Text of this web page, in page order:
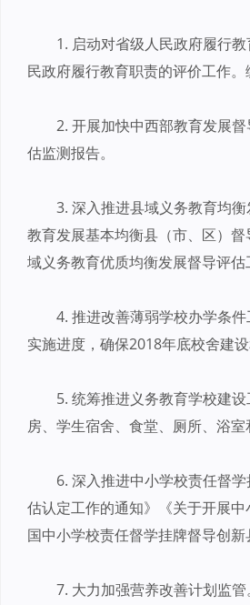
1. 启动对省级人民政府履行
民政府履行教育职责的评价工作
2. 开展加快中西部教育发展
估监测报告。
3. 深入推进县域义务教育均
教育发展基本均衡县（市、区）
域义务教育优质均衡发展督导评估
4. 推进改善薄弱学校办学条
实施进度，确保2018年底校舍建
5. 统筹推进义务教育学校建
房、学生宿舍、食堂、厕所、浴
6. 深入推进中小学校责任督
估认定工作的通知》《关于开展
国中小学校责任督学挂牌督导创
7. 大力加强营养改善计划监